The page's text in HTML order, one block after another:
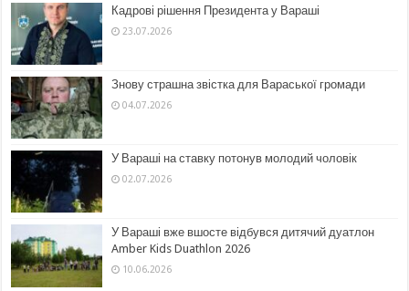
Кадрові рішення Президента у Вараші
23.07.2026
Знову страшна звістка для Вараської громади
04.07.2026
У Вараші на ставку потонув молодий чоловік
02.07.2026
У Вараші вже вшосте відбувся дитячий дуатлон
Amber Kids Duathlon 2026
10.06.2026